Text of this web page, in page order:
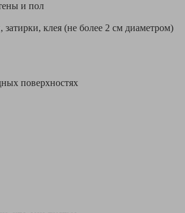
и пол
клея (не более 2 см диаметром)
поверхностях